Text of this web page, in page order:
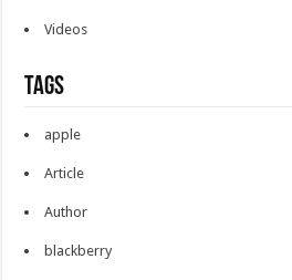
Videos
Tags
apple
Article
Author
blackberry